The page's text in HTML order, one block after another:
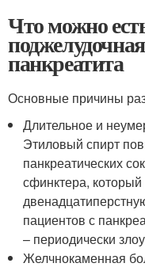
Что можно
панкреатита
Основные причины
Длительное и
Этиловый спирт
панкреатических
сфинктера, который
пациентов с
– периодически
Желчнокаменная